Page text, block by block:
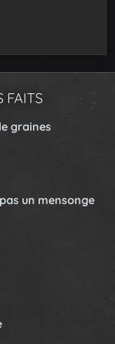
FAITS
graines
un mensonge